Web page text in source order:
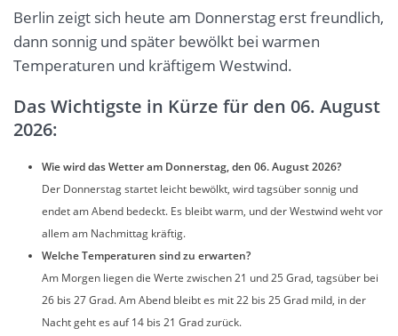
Berlin zeigt sich heute am Donnerstag erst freundlich,
dann sonnig und später bewölkt bei warmen
Temperaturen und kräftigem Westwind.
Das Wichtigste in Kürze für den 06. August
2026:
Wie wird das Wetter am Donnerstag, den 06. August 2026?
Der Donnerstag startet leicht bewölkt, wird tagsüber sonnig und
endet am Abend bedeckt. Es bleibt warm, und der Westwind weht vor
allem am Nachmittag kräftig.
Welche Temperaturen sind zu erwarten?
Am Morgen liegen die Werte zwischen 21 und 25 Grad, tagsüber bei
26 bis 27 Grad. Am Abend bleibt es mit 22 bis 25 Grad mild, in der
Nacht geht es auf 14 bis 21 Grad zurück.